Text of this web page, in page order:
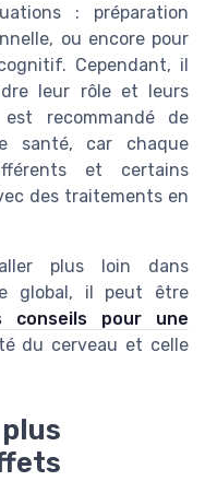
: préparation
ou encore pour
Cependant, il
leur rôle et leurs
recommandé de
santé, car chaque
et certains
des traitements en
plus loin dans
global, il peut être
conseils pour une
du cerveau et celle